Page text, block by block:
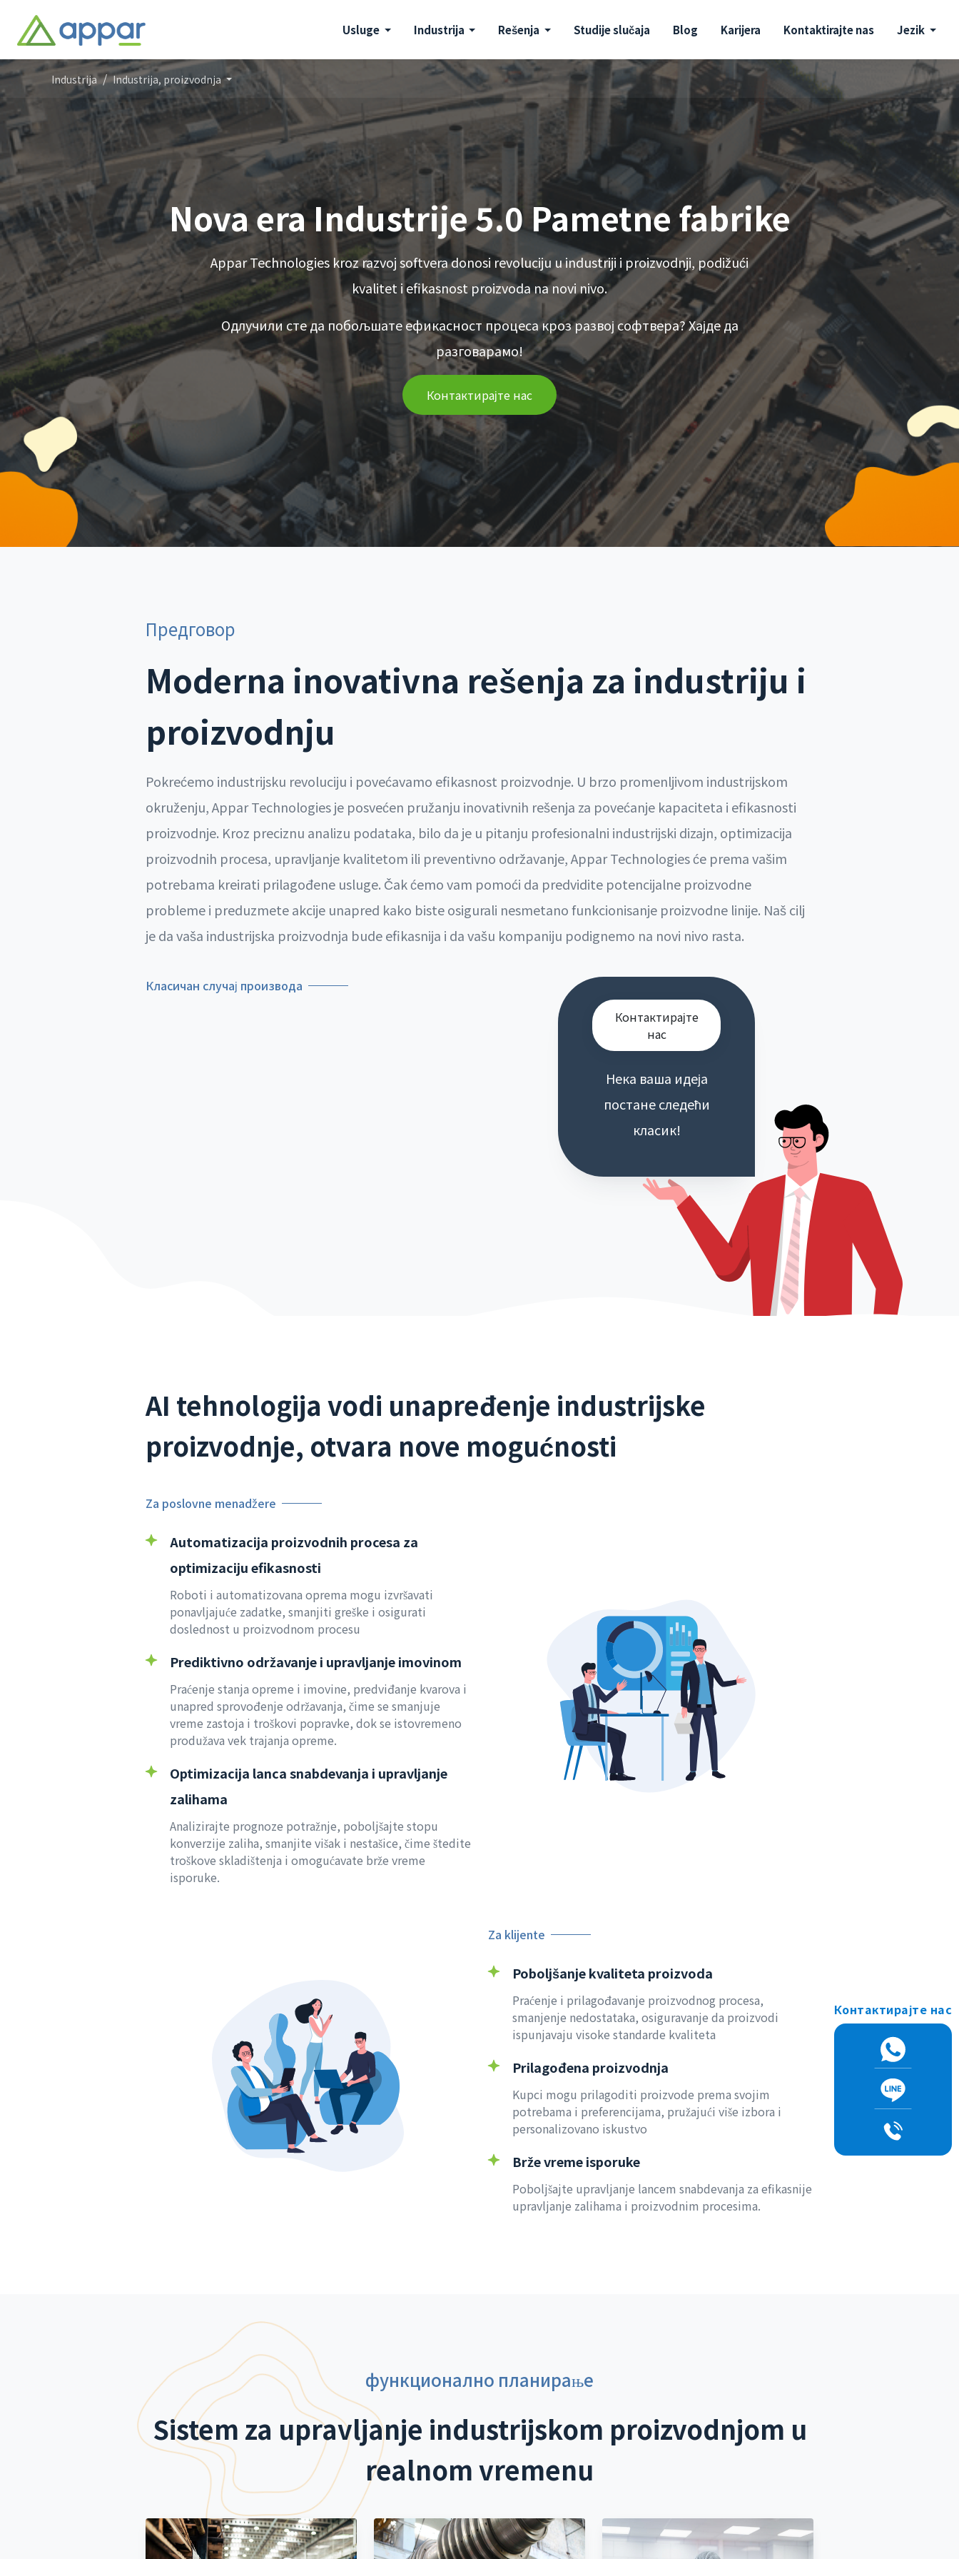
Usluge Industrija Rešenja Studije slučaja Blog Karijera Kontaktirajte nas Jezik
Industrija Industrija, proizvodnja
Nova era Industrije 5.0 Pametne fabrike
Appar Technologies kroz razvoj softvera donosi revoluciju u industriji i proizvodnji, podižući
kvalitet i efikasnost proizvoda na novi nivo.
Одлучили сте да побољшате ефикасност процеса кроз развој софтвера? Хајде да
разговарамо!
Контактирајте нас
Предговор
Moderna inovativna rešenja za industriju i
proizvodnju
Pokrećemo industrijsku revoluciju i povećavamo efikasnost proizvodnje. U brzo promenljivom industrijskom
okruženju, Appar Technologies je posvećen pružanju inovativnih rešenja za povećanje kapaciteta i efikasnosti
proizvodnje. Kroz preciznu analizu podataka, bilo da je u pitanju profesionalni industrijski dizajn, optimizacija
proizvodnih procesa, upravljanje kvalitetom ili preventivno održavanje, Appar Technologies će prema vašim
potrebama kreirati prilagođene usluge. Čak ćemo vam pomoći da predvidite potencijalne proizvodne
probleme i preduzmete akcije unapred kako biste osigurali nesmetano funkcionisanje proizvodne linije. Naš cilj
je da vaša industrijska proizvodnja bude efikasnija i da vašu kompaniju podignemo na novi nivo rasta.
Класичан случај производа
Контактирајте
нас
Нека ваша идеја
постане следећи
класик!
AI tehnologija vodi unapređenje industrijske
proizvodnje, otvara nove mogućnosti
Za poslovne menadžere
Automatizacija proizvodnih procesa za
optimizaciju efikasnosti
Roboti i automatizovana oprema mogu izvršavati
ponavljajuće zadatke, smanjiti greške i osigurati
doslednost u proizvodnom procesu
Prediktivno održavanje i upravljanje imovinom
Praćenje stanja opreme i imovine, predviđanje kvarova i
unapred sprovođenje održavanja, čime se smanjuje
vreme zastoja i troškovi popravke, dok se istovremeno
produžava vek trajanja opreme.
Optimizacija lanca snabdevanja i upravljanje
zalihama
Analizirajte prognoze potražnje, poboljšajte stopu
konverzije zaliha, smanjite višak i nestašice, čime štedite
troškove skladištenja i omogućavate brže vreme
isporuke.
Za klijente
Poboljšanje kvaliteta proizvoda
Praćenje i prilagođavanje proizvodnog procesa,
smanjenje nedostataka, osiguravanje da proizvodi
ispunjavaju visoke standarde kvaliteta
Prilagođena proizvodnja
Kupci mogu prilagoditi proizvode prema svojim
potrebama i preferencijama, pružajući više izbora i
personalizovano iskustvo
Brže vreme isporuke
Poboljšajte upravljanje lancem snabdevanja za efikasnije
upravljanje zalihama i proizvodnim procesima.
функционално планирање
Sistem za upravljanje industrijskom proizvodnjom u
realnom vremenu
Контактирајте нас